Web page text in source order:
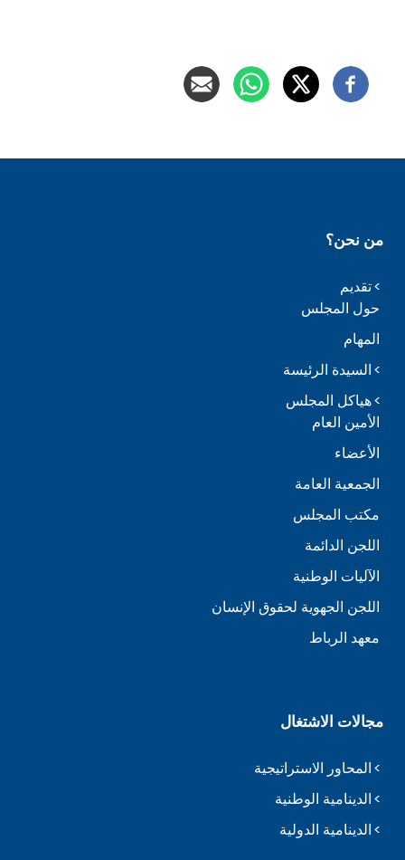
من نحن؟
تقديم
حول المجلس
المهام
السيدة الرئيسة
هياكل المجلس
الأمين العام
الأعضاء
الجمعية العامة
مكتب المجلس
اللجن الدائمة
الآليات الوطنية
اللجن الجهوية لحقوق الإنسان
معهد الرباط
مجالات الاشتغال
المحاور الاستراتيجية
الدينامية الوطنية
الدينامية الدولية